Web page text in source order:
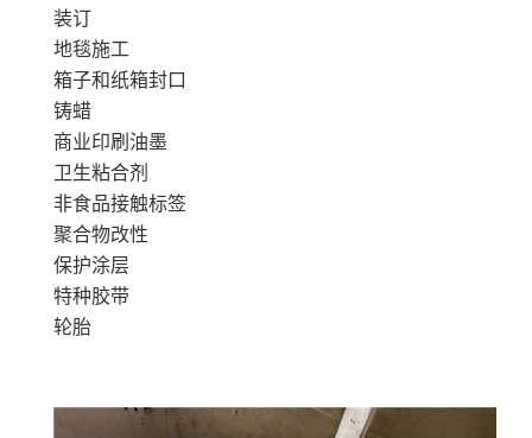
装订
地毯施工
箱子和纸箱封口
铸蜡
商业印刷油墨
卫生粘合剂
非食品接触标签
聚合物改性
保护涂层
特种胶带
轮胎